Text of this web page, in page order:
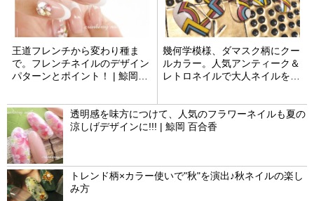
王道フレンチから変わり種ま
で。フレンチネイルのデザイン
パターンとポイント！ | 鯨岡百
幾何学模様、ダマスク柄にクー
ルカラー。人気アンティーク＆
レトロネイルで大人ネイルを制
透明感を味方につけて、人気のフラワーネイルも夏の
涼しげデザインに!!! | 鯨岡 百合香
トレンド柄×カラー使いで"秋"を演出♪秋ネイルの楽し
み方